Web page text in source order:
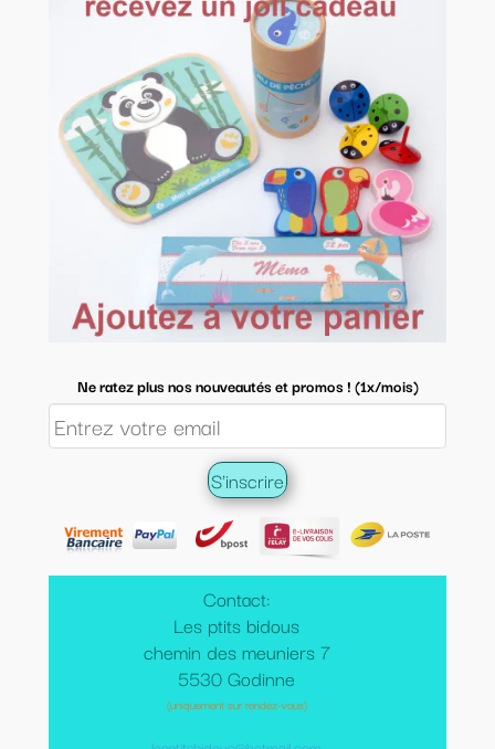
Contact:
Les ptits bidous
chemin des meuniers 7
5530 Godinne
(uniquement sur rendez-vous)
Ne ratez plus nos nouveautés et promos ! (1x/mois)